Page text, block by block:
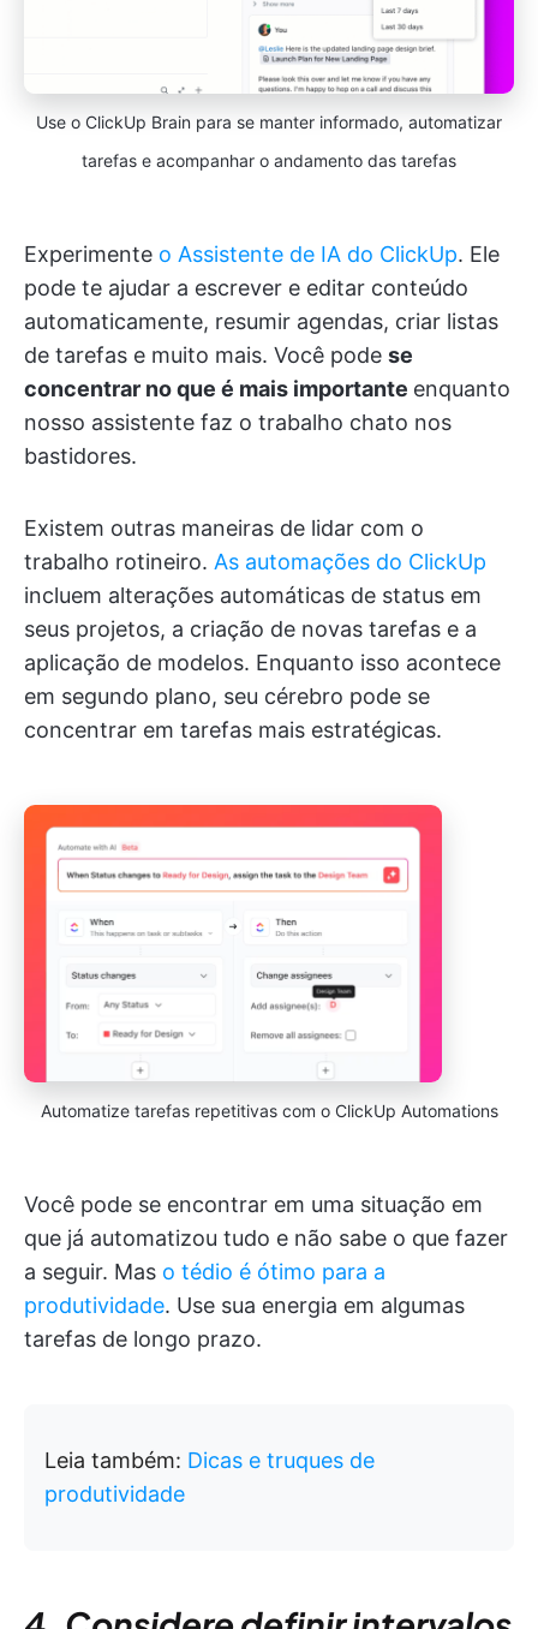
Use o ClickUp Brain para se manter informado, automatizar
tarefas e acompanhar o andamento das tarefas
Experimente o Assistente de IA do ClickUp. Ele
pode te ajudar a escrever e editar conteúdo
automaticamente, resumir agendas, criar listas
de tarefas e muito mais. Você pode se
concentrar no que é mais importante enquanto
nosso assistente faz o trabalho chato nos
bastidores.
Existem outras maneiras de lidar com o
trabalho rotineiro. As automações do ClickUp
incluem alterações automáticas de status em
seus projetos, a criação de novas tarefas e a
aplicação de modelos. Enquanto isso acontece
em segundo plano, seu cérebro pode se
concentrar em tarefas mais estratégicas.
Automatize tarefas repetitivas com o ClickUp Automations
Você pode se encontrar em uma situação em
que já automatizou tudo e não sabe o que fazer
a seguir. Mas o tédio é ótimo para a
produtividade. Use sua energia em algumas
tarefas de longo prazo.
Leia também: Dicas e truques de
produtividade